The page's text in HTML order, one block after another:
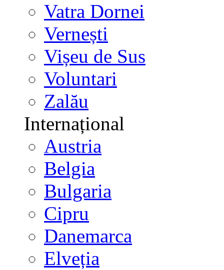
Vatra Dornei
Vernești
Vișeu de Sus
Voluntari
Zalău
Internațional
Austria
Belgia
Bulgaria
Cipru
Danemarca
Elveția